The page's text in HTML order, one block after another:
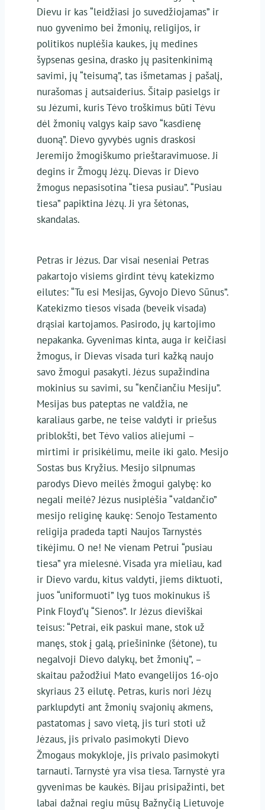
Dievu ir kas “leidžiasi jo suvedžiojamas” ir
nuo gyvenimo bei žmonių, religijos, ir
politikos nuplėšia kaukes, jų medines
šypsenas gesina, drasko jų pasitenkinimą
savimi, jų “teisumą”, tas išmetamas į pašalį,
nurašomas į autsaiderius. Šitaip pasielgs ir
su Jėzumi, kuris Tėvo troškimus būti Tėvu
dėl žmonių valgys kaip savo “kasdienę
duoną”. Dievo gyvybės ugnis draskosi
Jeremijo žmogiškumo prieštaravimuose. Ji
degins ir Žmogų Jėzų. Dievas ir Dievo
žmogus nepasisotina “tiesa pusiau”. “Pusiau
tiesa” papiktina Jėzų. Ji yra šėtonas,
skandalas.
Petras ir Jėzus. Dar visai neseniai Petras
pakartojo visiems girdint tėvų katekizmo
eilutes: “Tu esi Mesijas, Gyvojo Dievo Sūnus”.
Katekizmo tiesos visada (beveik visada)
drąsiai kartojamos. Pasirodo, jų kartojimo
nepakanka. Gyvenimas kinta, auga ir keičiasi
žmogus, ir Dievas visada turi kažką naujo
savo žmogui pasakyti. Jėzus supažindina
mokinius su savimi, su “kenčiančiu Mesiju”.
Mesijas bus pateptas ne valdžia, ne
karaliaus garbe, ne teise valdyti ir priešus
priblokšti, bet Tėvo valios aliejumi –
mirtimi ir prisikėlimu, meile iki galo. Mesijo
Sostas bus Kryžius. Mesijo silpnumas
parodys Dievo meilės žmogui galybę: ko
negali meilė? Jėzus nusiplėšia “valdančio”
mesijo religinę kaukę: Senojo Testamento
religija pradeda tapti Naujos Tarnystės
tikėjimu. O ne! Ne vienam Petrui “pusiau
tiesa” yra mielesnė. Visada yra mieliau, kad
ir Dievo vardu, kitus valdyti, jiems diktuoti,
juos “uniformuoti” lyg tuos mokinukus iš
Pink Floyd’ų “Sienos”. Ir Jėzus dieviškai
teisus: “Petrai, eik paskui mane, stok už
manęs, stok į galą, priešininke (šėtone), tu
negalvoji Dievo dalykų, bet žmonių”, –
skaitau pažodžiui Mato evangelijos 16-ojo
skyriaus 23 eilutę. Petras, kuris nori Jėzų
parklupdyti ant žmonių svajonių akmens,
pastatomas į savo vietą, jis turi stoti už
Jėzaus, jis privalo pasimokyti Dievo
Žmogaus mokykloje, jis privalo pasimokyti
tarnauti. Tarnystė yra visa tiesa. Tarnystė yra
gyvenimas be kaukės. Bijau prisipažinti, bet
labai dažnai regiu mūsų Bažnyčią Lietuvoje